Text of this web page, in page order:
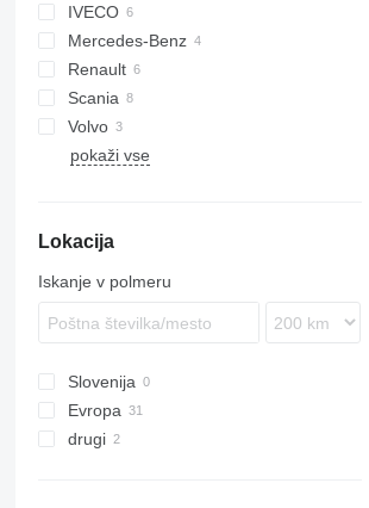
F-MAX
IVECO
EuroCargo
Stralis
Trakker
Mercedes-Benz
Atego
Citaro
MB
Atleon
Cabstar
Renault
Magnum
Midlum
Premium
Scania
R-series
S-series
Volvo
FH
pokaži vse
Lokacija
Iskanje v polmeru
Slovenija
Evropa
drugi